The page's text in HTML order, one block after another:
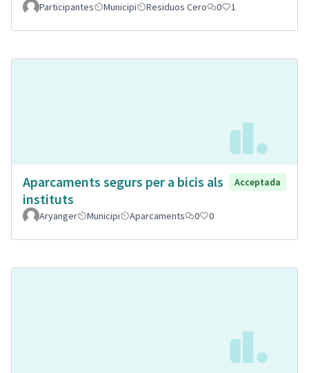
Participantes
Municipi Residuos Cero 0 1
Aparcaments segurs per a bicis als
instituts
Acceptada
Aryanger Municipi Aparcaments 0 0